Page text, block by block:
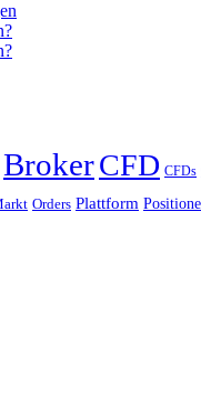
BrokerCFD CFDs
Orders Plattform